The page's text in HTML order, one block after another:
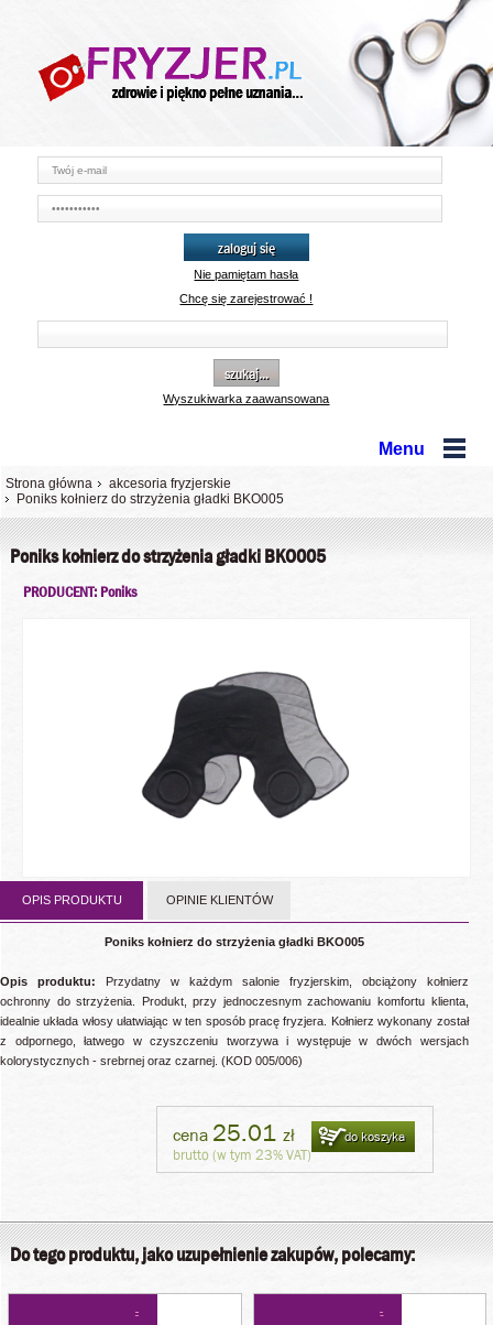
zaloguj się
Nie pamiętam hasła
Chcę się zarejestrować !
szukaj...
Wyszukiwarka zaawansowana
Menu
Strona główna
akcesoria fryzjerskie
Poniks kołnierz do strzyżenia gładki BKO005
Poniks kołnierz do strzyżenia gładki BKO005
PRODUCENT: Poniks
OPIS PRODUKTU OPINIE KLIENTÓW
Poniks kołnierz do strzyżenia gładki BKO005
Opis produktu: Przydatny w każdym salonie fryzjerskim, obciążony kołnierz
ochronny do strzyżenia. Produkt, przy jednoczesnym zachowaniu komfortu klienta,
idealnie układa włosy ułatwiając w ten sposób pracę fryzjera. Kołnierz wykonany został
z odpornego, łatwego w czyszczeniu tworzywa i występuje w dwóch wersjach
kolorystycznych - srebrnej oraz czarnej. (KOD 005/006)
cena 25.01 zł
brutto (w tym 23% VAT)
do koszyka
Do tego produktu, jako uzupełnienie zakupów, polecamy: